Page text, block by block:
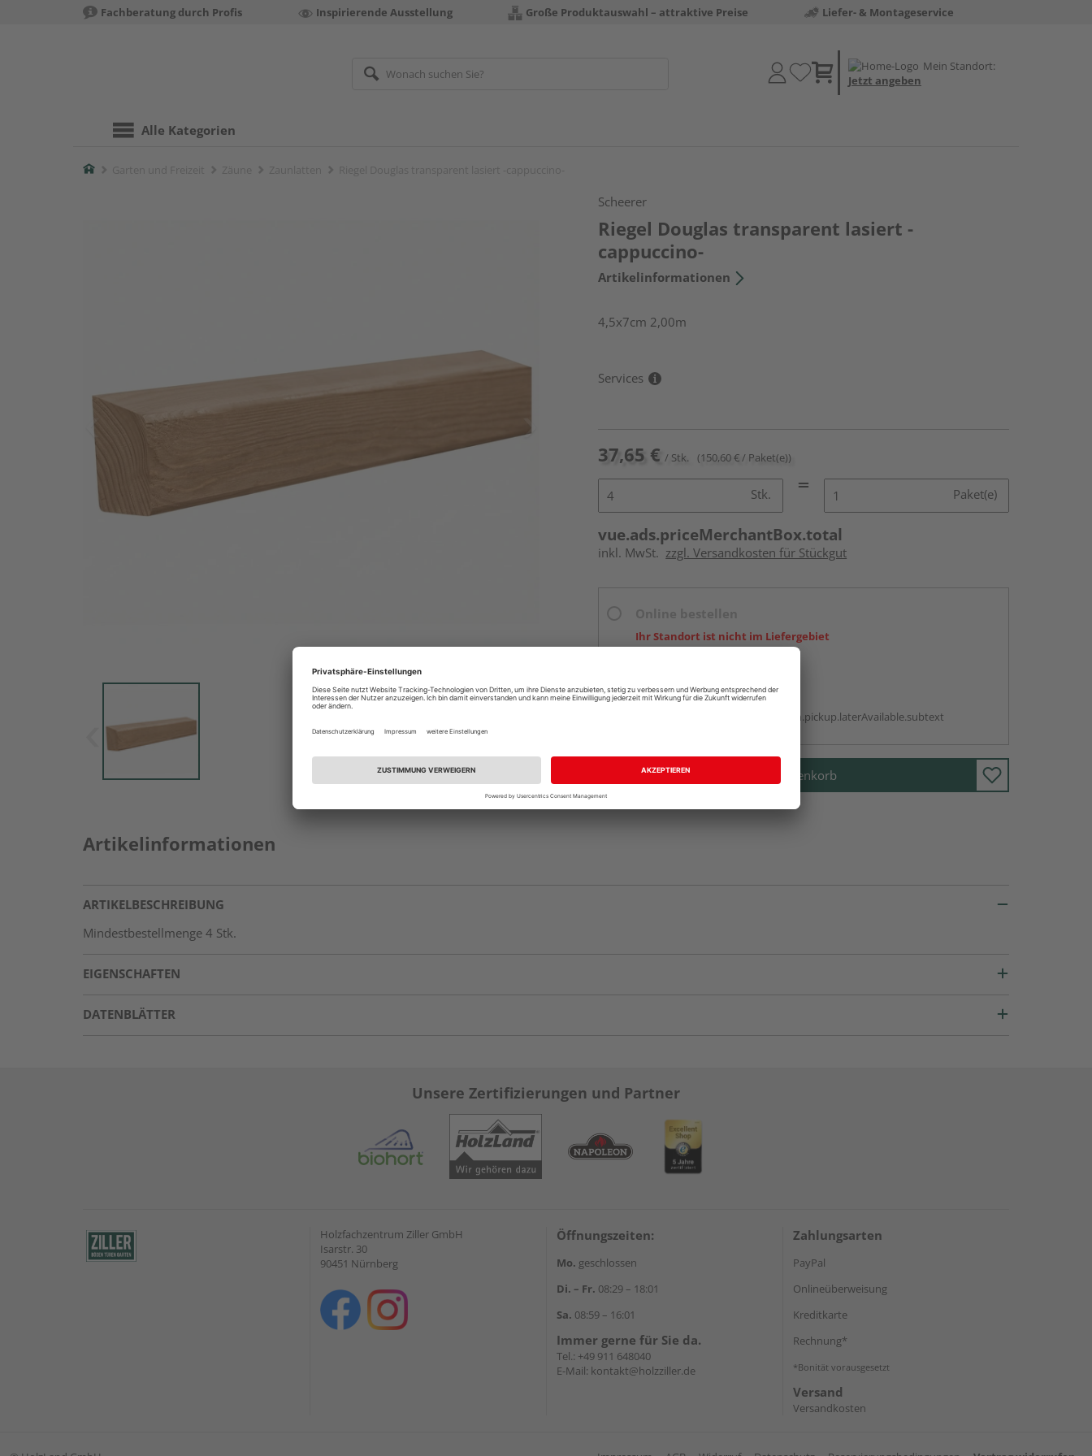
Fachberatung durch Profis Inspirierende Ausstellung Große Produktauswahl – attraktive Preise Liefer- & Montageservice
Mein Standort:
Jetzt angeben
Alle Kategorien
Home
Scheerer
Riegel Douglas transparent lasiert -
cappuccino-
Artikelinformationen
4,5x7cm 2,00m
Services
37,65 € / Stk. (150,60 € / Paket(e))
Stk. Paket(e)
vue.ads.priceMerchantBox.total
inkl. MwSt. zzgl. Versandkosten für Stückgut
Ihr Standort ist nicht im Liefergebiet
Auf Vorbestellung:
vue.ads.priceMerchantBox.option.pickup.laterAvailable.subtext
In den Warenkorb
Artikelinformationen
ARTIKELBESCHREIBUNG
Mindestbestellmenge 4 Stk.
EIGENSCHAFTEN
DATENBLÄTTER
Unsere Zertifizierungen und Partner
Holzfachzentrum Ziller GmbH
Isarstr. 30
90451 Nürnberg
Öffnungszeiten:
Mo. geschlossen
Di. – Fr. 08:29 – 18:01
Sa. 08:59 – 16:01
Immer gerne für Sie da.
Tel.: +49 911 648040
E-Mail: kontakt@holzziller.de
Zahlungsarten
PayPal
Onlineüberweisung
Kreditkarte
Rechnung*
*Bonität vorausgesetzt
Versand
Versandkosten